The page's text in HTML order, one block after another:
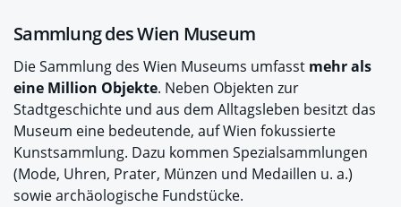
Sammlung des Wien Museum
Die Sammlung des Wien Museums umfasst mehr als
eine Million Objekte. Neben Objekten zur
Stadtgeschichte und aus dem Alltagsleben besitzt das
Museum eine bedeutende, auf Wien fokussierte
Kunstsammlung. Dazu kommen Spezialsammlungen
(Mode, Uhren, Prater, Münzen und Medaillen u. a.)
sowie archäologische Fundstücke.